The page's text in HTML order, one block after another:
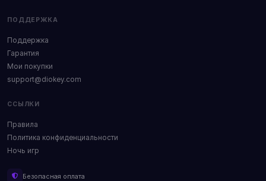
ПОДДЕРЖКА
Поддержка
Гарантия
Мои покупки
support@diokey.com
ССЫЛКИ
Правила
Политика конфиденциальности
Ночь игр
Безопасная оплата